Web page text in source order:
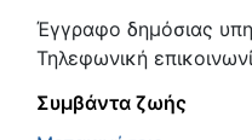
Έγγραφο δημόσιας
Τηλεφωνική
Συμβάντα ζωής